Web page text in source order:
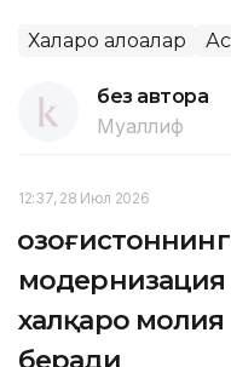
Халқаро алоқалар
без автора
Муаллиф
12:37, 28 Июл 2026
модернизация
халқаро